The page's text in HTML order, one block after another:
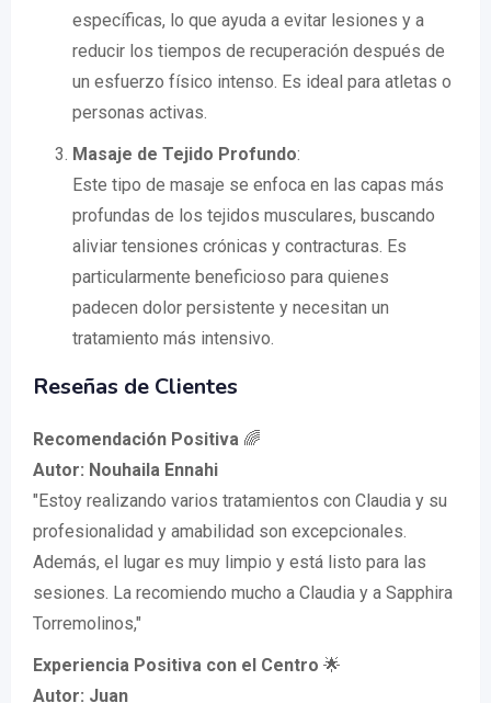
específicas, lo que ayuda a evitar lesiones y a
reducir los tiempos de recuperación después de
un esfuerzo físico intenso. Es ideal para atletas o
personas activas.
Masaje de Tejido Profundo:
Este tipo de masaje se enfoca en las capas más
profundas de los tejidos musculares, buscando
aliviar tensiones crónicas y contracturas. Es
particularmente beneficioso para quienes
padecen dolor persistente y necesitan un
tratamiento más intensivo.
Reseñas de Clientes
Recomendación Positiva 🌈
Autor: Nouhaila Ennahi
"Estoy realizando varios tratamientos con Claudia y su
profesionalidad y amabilidad son excepcionales.
Además, el lugar es muy limpio y está listo para las
sesiones. La recomiendo mucho a Claudia y a Sapphira
Torremolinos,"
Experiencia Positiva con el Centro 🌟
Autor: Juan